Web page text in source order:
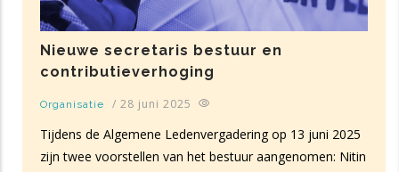
Nieuwe secretaris bestuur en
contributieverhoging
Organisatie / 28 juni 2025
Tijdens de Algemene Ledenvergadering op 13 juni 2025
zijn twee voorstellen van het bestuur aangenomen: Nitin